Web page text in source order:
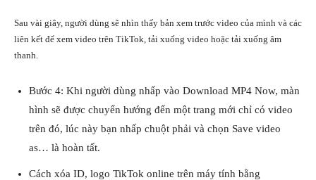
Sau vài giây, người dùng sẽ nhìn thấy bản xem trước video của mình và các
liên kết để xem video trên TikTok, tải xuống video hoặc tải xuống âm
thanh.
Bước 4: Khi người dùng nhấp vào Download MP4 Now, màn
hình sẽ được chuyển hướng đến một trang mới chỉ có video
trên đó, lúc này bạn nhấp chuột phải và chọn Save video
as… là hoàn tất.
Cách xóa ID, logo TikTok online trên máy tính bằng